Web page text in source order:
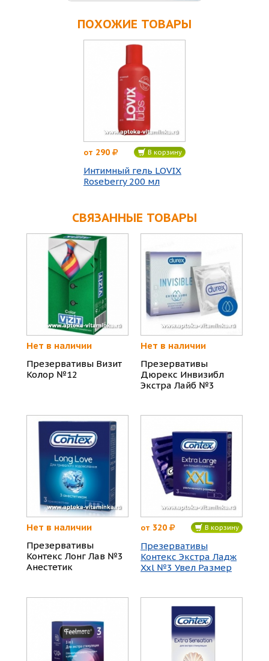
ПОХОЖИЕ ТОВАРЫ
от 290 В корзину
Интимный гель LOVIX
Roseberry 200 мл
СВЯЗАННЫЕ ТОВАРЫ
Нет в наличии
Презервативы Визит
Колор №12
Нет в наличии
Презервативы
Дюрекс Инвизибл
Экстра Лайб №3
Нет в наличии
Презервативы
Контекс Лонг Лав №3
Анестетик
от 320 В корзину
Презервативы
Контекс Экстра Ладж
Xxl №3 Увел Размер